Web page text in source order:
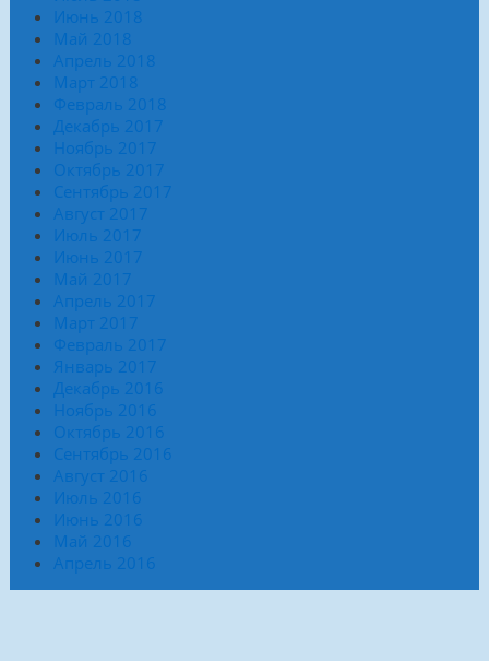
Июнь 2018
Май 2018
Апрель 2018
Март 2018
Февраль 2018
Декабрь 2017
Ноябрь 2017
Октябрь 2017
Сентябрь 2017
Август 2017
Июль 2017
Июнь 2017
Май 2017
Апрель 2017
Март 2017
Февраль 2017
Январь 2017
Декабрь 2016
Ноябрь 2016
Октябрь 2016
Сентябрь 2016
Август 2016
Июль 2016
Июнь 2016
Май 2016
Апрель 2016